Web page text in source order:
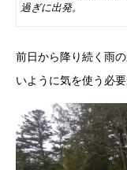
過ぎに出発。
前日から降り続く雨
いように気を使う必要